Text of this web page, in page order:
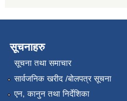
सूचनाहरु
सूचना तथा समाचार
सार्वजनिक खरीद /बोलपत्र सूचना
एन, कानुन तथा निर्देशिका